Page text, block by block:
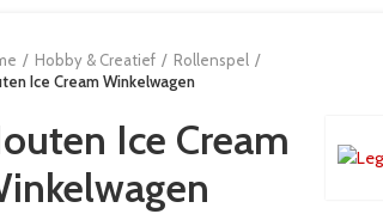
Hobby & Creatief
Rollenspel
Ice Cream Winkelwagen
Ice Cream